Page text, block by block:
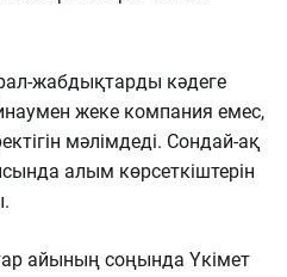
жабдықтарды кәдеге
жеке компания емес,
мәлімдеді. Сондай-ақ
алым көрсеткіштерін
айының соңында Үкімет